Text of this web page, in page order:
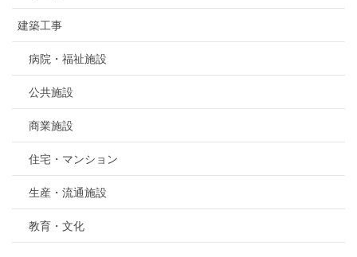
建築工事
病院・福祉施設
公共施設
商業施設
住宅・マンション
生産・流通施設
教育・文化